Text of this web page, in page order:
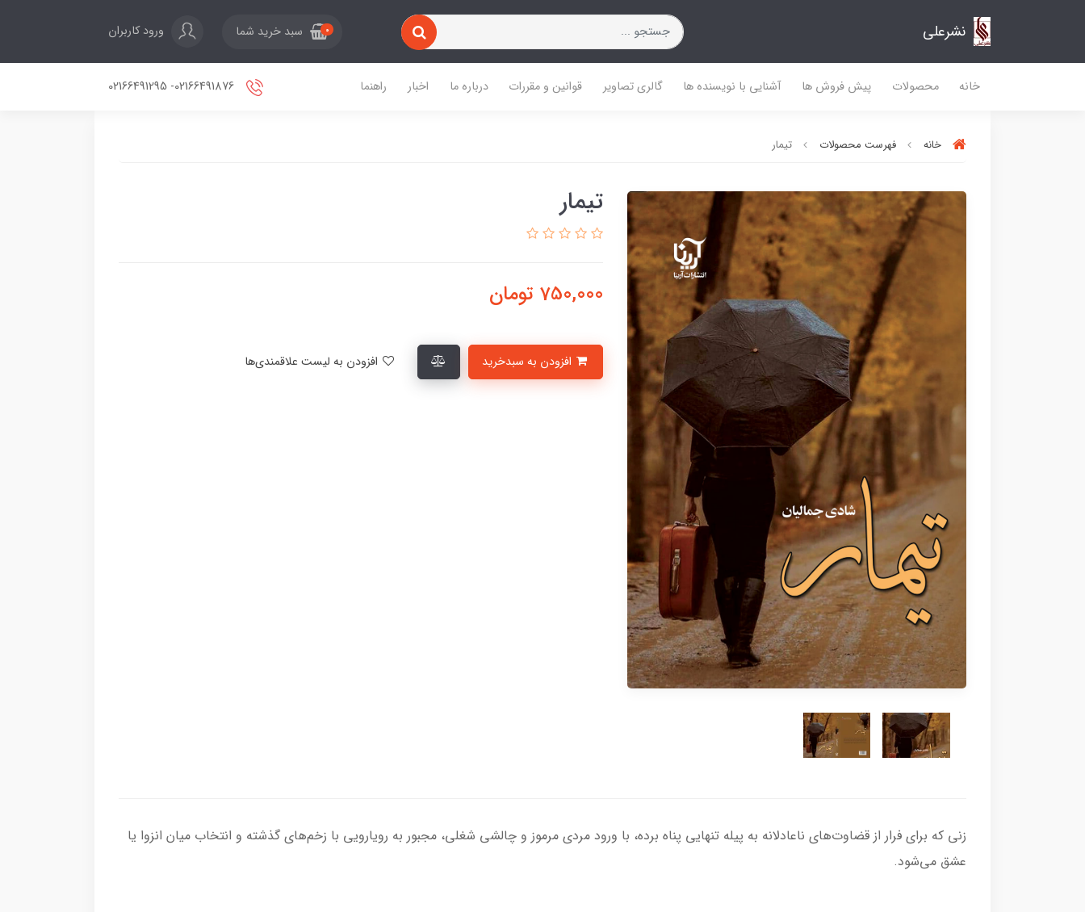
نشرعلی 0 سبد خرید شما ورود کاربران
خانه محصولات پیش فروش ها آشنایی با نویسنده ها گالری تصاویر قوانین و مقررات درباره ما اخبار راهنما
خانه فهرست محصولات تیمار
تیمار
750,000 تومان
زنی که برای فرار از قضاوت‌های ناعادلانه به پیله تنهایی پناه برده، با ورود مردی مرموز و چالشی شغلی، مجبور به رویارویی با زخم‌های گذشته و انتخاب میان انزوا یا
عشق می‌شود.